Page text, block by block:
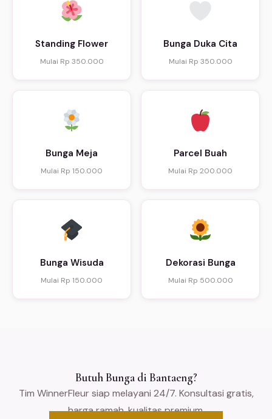
Standing Flower
Mulai Rp 350.000
Bunga Duka Cita
Mulai Rp 350.000
Bunga Meja
Mulai Rp 150.000
Parcel Buah
Mulai Rp 200.000
Bunga Wisuda
Mulai Rp 150.000
Dekorasi Bunga
Mulai Rp 500.000
Butuh Bunga di Bantaeng?
Tim WinnerFleur siap melayani 24/7. Konsultasi gratis,
harga ramah, kualitas premium.